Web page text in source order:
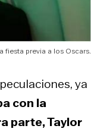
fiesta previa a los Oscars.
ya
con la
parte, Taylor